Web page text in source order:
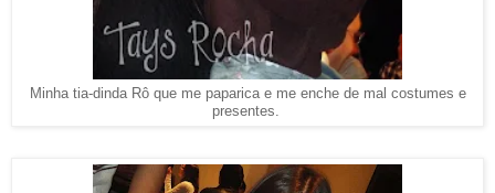
Minha tia-dinda Rô que me paparica e me enche de mal costumes e
presentes.